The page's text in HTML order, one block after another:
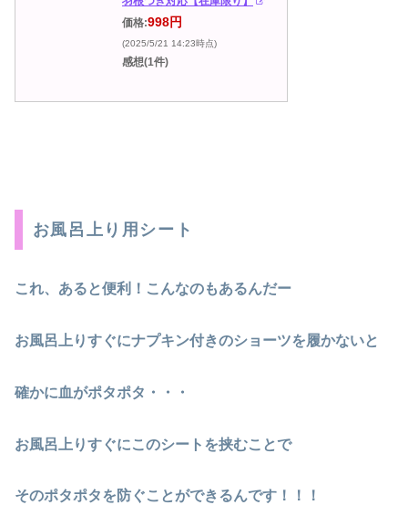
価格:998円
(2025/5/21 14:23時点)
感想(1件)
お風呂上り用シート
これ、あると便利！こんなのもあるんだー
お風呂上りすぐにナプキン付きのショーツを履かないと
確かに血がポタポタ・・・
お風呂上りすぐにこのシートを挟むことで
そのポタポタを防ぐことができるんです！！！